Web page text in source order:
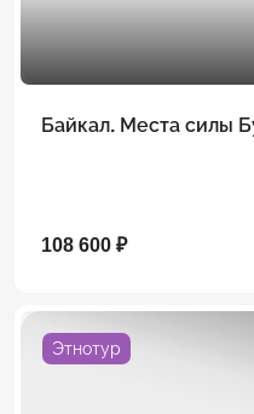
Байкал. Места силы
108 600 ₽
Этнотур